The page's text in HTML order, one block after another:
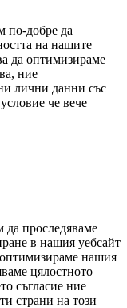
по-добре да
на нашите
да оптимизираме
ние
лични данни със
че вече
проследяваме
в нашия уебсайт
нашия
цялостното
съгласие ние
страни на този